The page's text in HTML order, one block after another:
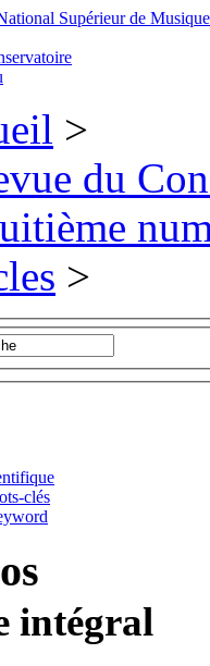
>
du
>
clés
intégral